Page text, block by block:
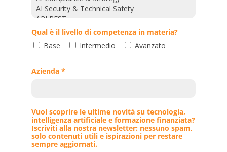
Qual è il livello di competenza in materia?
Base
Intermedio Avanzato
Azienda *
Vuoi scoprire le ultime novità su tecnologia,
intelligenza artificiale e formazione finanziata?
Iscriviti alla nostra newsletter: nessuno spam,
solo contenuti utili e ispirazioni per restare
sempre aggiornati.